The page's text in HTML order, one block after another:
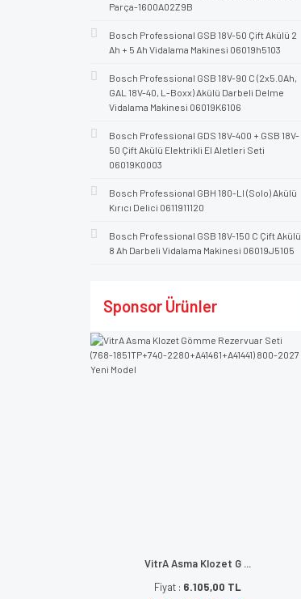
Parça-1600A02Z9B
Bosch Professional GSB 18V-50 Çift Akülü 2
Ah + 5 Ah Vidalama Makinesi 06019h5103
Bosch Professional GSB 18V-90 C (2x5.0Ah,
GAL 18V-40, L-Boxx) Akülü Darbeli Delme
Vidalama Makinesi 06019K6106
Bosch Professional GDS 18V-400 + GSB 18V-
50 Çift Akülü Elektrikli El Aletleri Seti
06019K0003
Bosch Professional GBH 180-LI (Solo) Akülü
Kırıcı Delici 0611911120
Bosch Professional GSB 18V-150 C Çift Akülü
8 Ah Darbeli Vidalama Makinesi 06019J5105
Sponsor Ürünler
VitrA Asma Klozet G ...
Fiyat : 6.105,00 TL